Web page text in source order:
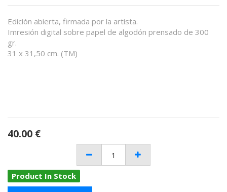
Edición abierta, firmada por la artista.
Imresión digital sobre papel de algodón prensado de 300
gr.
31 x 31,50 cm. (TM)
40.00 €
Product In Stock